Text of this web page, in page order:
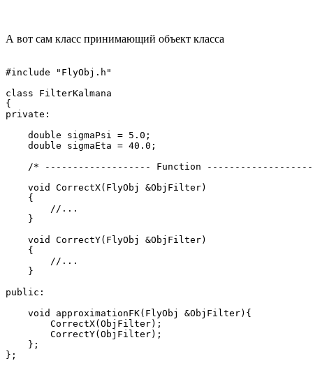
А вот сам класс принимающий объект класса
#include "FlyObj.h"
class FilterKalmana
{
private:
    double sigmaPsi = 5.0;
    double sigmaEta = 40.0;
/* ------------------- Function
    void CorrectX(FlyObj &ObjFilter)
    {
        //...
    }
    void CorrectY(FlyObj &ObjFilter)
    {
        //...
    }
public:
    void approximationFK(FlyObj &ObjFilter){
        CorrectX(ObjFilter);
        CorrectY(ObjFilter);
    };
};